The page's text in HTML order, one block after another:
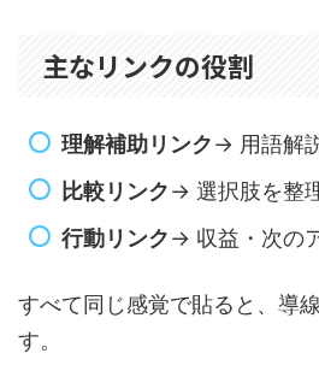
主なリンクの役割
理解補助リンク→ 用語解
比較リンク→ 選択肢を整
行動リンク→ 収益・次の
すべて同じ感覚で貼ると、導
す。